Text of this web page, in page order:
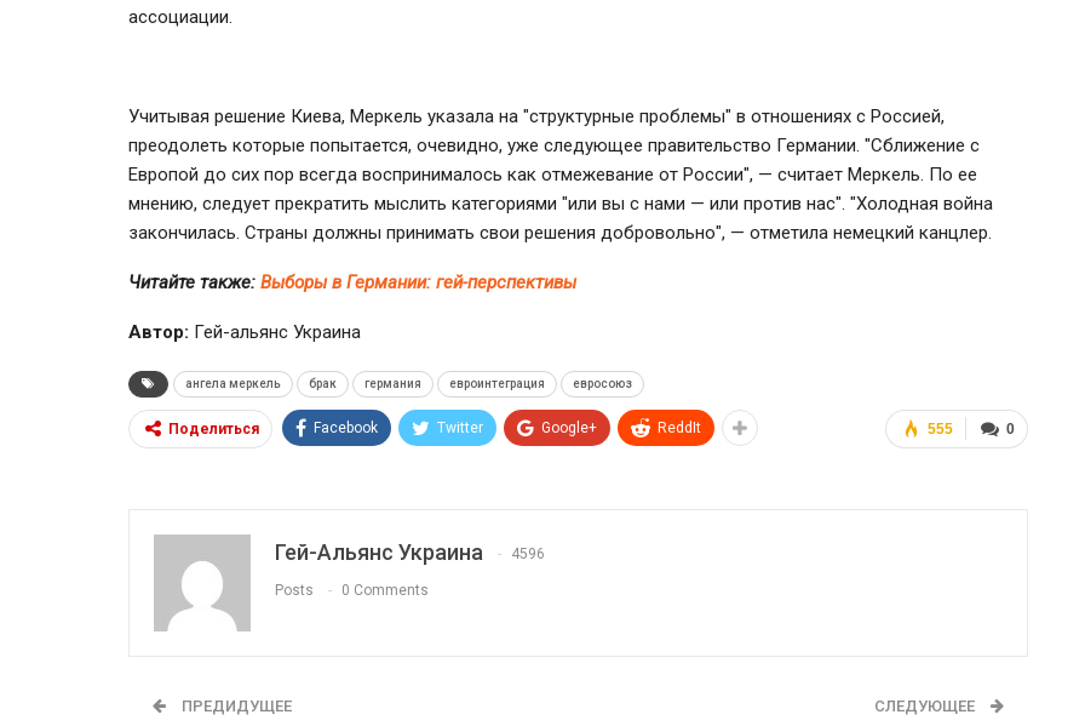
ассоциации.
Учитывая решение Киева, Меркель указала на "структурные проблемы" в отношениях с Россией,
преодолеть которые попытается, очевидно, уже следующее правительство Германии. "Сближение с
Европой до сих пор всегда воспринималось как отмежевание от России", — считает Меркель. По ее
мнению, следует прекратить мыслить категориями "или вы с нами — или против нас". "Холодная война
закончилась. Страны должны принимать свои решения добровольно", — отметила немецкий канцлер.
Читайте также: Выборы в Германии: гей-перспективы
Автор: Гей-альянс Украина
ангела меркель брак германия евроинтеграция евросоюз
0
555
Поделиться Facebook Twitter Google+ ReddIt
Гей-Альянс Украина 4596
Posts 0 Comments
ПРЕДИДУЩЕЕ СЛЕДУЮЩЕЕ